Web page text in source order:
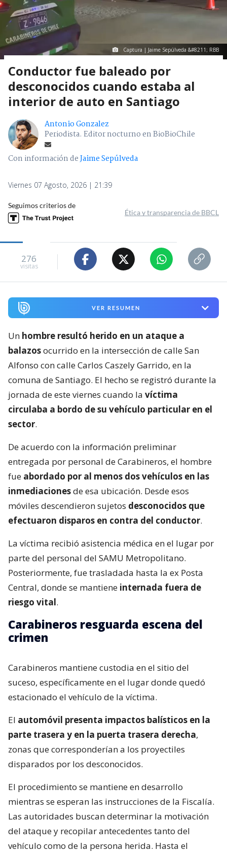
Captura | Jaime Sepúlveda &#8211; RBB
Conductor fue baleado por
desconocidos cuando estaba al
interior de auto en Santiago
Antonio Gonzalez
Periodista. Editor nocturno en BioBioChile
Con información deJaime Sepúlveda
Viernes 07 Agosto, 2026 | 21:39
Seguimos criterios de
Ética y transparencia de BBCL
276
visitas
VER RESUMEN
Un hombre resultó herido en un ataque a
balazosocurrido en la intersección de calle San
Alfonso con calle Carlos Caszely Garrido, en la
comuna de Santiago. El hecho se registró durante la
jornada de este viernes cuando la víctima
circulaba a bordo de su vehículo particular en el
sector.
De acuerdo con la información preliminar
entregada por personal de Carabineros, el hombre
fue abordado por al menos dos vehículos en las
inmediacionesde esa ubicación. Desde esos
móviles descendieron sujetos desconocidos que
efectuaron disparos en contra del conductor.
La víctima recibió asistencia médica en el lugar por
parte del personal del SAMU Metropolitano.
Posteriormente, fue trasladada hasta la ex Posta
Central, donde se mantiene internada fuera de
riesgo vital.
Carabineros resguarda escena del
crimen
Carabineros mantiene custodia en el sitio del
suceso, específicamente en el lugar donde quedó
estacionado el vehículo de la víctima.
El automóvil presenta impactos balísticos en la
parte trasera y en la puerta trasera derecha,
zonas que corresponderían a los proyectiles
disparados por los desconocidos.
El procedimiento se mantiene en desarrollo
mientras se esperan las instrucciones de la Fiscalía.
Las autoridades buscan determinar la motivación
del ataque y recopilar antecedentes tanto del
vehículo como de la persona herida. Hasta el